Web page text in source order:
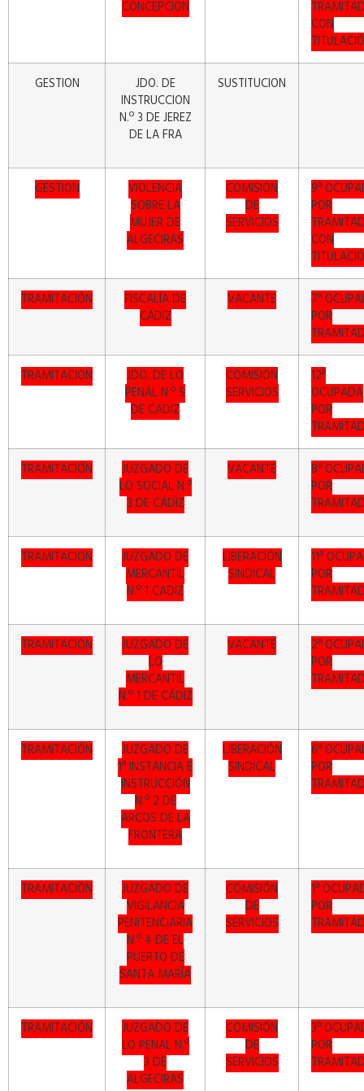
CONCEPCION
CON
GESTION
JDO. DE
INSTRUCCION
N.º 3 DE JEREZ
DE LA FRA
SUSTITUCION
GESTION
VIOLENCIA
SOBRE LA
MUJER DE
ALGECIRAS
COMISION
DE
SERVICIOS
9ª
POR
CON
TRAMITACIÓN
FISCALÍA DE
CÁDIZ
VACANTE
7ª
POR
TRAMITACION
JDO. DE LO
PENAL N.º 5
DE CADIZ
COMISION
SERVICIOS
12ª
OCUPADA
POR
TRAMITACIÓN
JUZGADO DE
LO SOCIAL N.º
3 DE CÁDIZ
VACANTE
8ª
POR
TRAMITACION
JUZGADO DE
MERCANTIL
N.º 1 CADIZ
LIBERACIÓN
SINDICAL
11ª
POR
TRAMITACIÓN
JUZGADO DE
LO
MERCANTIL
N.º 1 DE CÁDIZ
VACANTE
2ª
POR
TRAMITACIÓN
JUZGADO DE
1ª INSTANCIA E
INSTRUCCIÓN
N.º 2 DE
ARCOS DE LA
FRONTERA
LIBERACIÓN
SINDICAL
6ª
POR
TRAMITACIÓN
JUZGADO DE
VIGILANCIA
PENITENCIARIA
N.º 4 DE EL
PUERTO DE
SANTA MARÍA
COMISIÓN
DE
SERVICIOS
1ª
POR
TRAMITACIÓN
JUZGADO DE
LO PENAL N.º
3 DE
ALGECIRAS
COMISIÓN
DE
SERVICIOS
3ª
POR